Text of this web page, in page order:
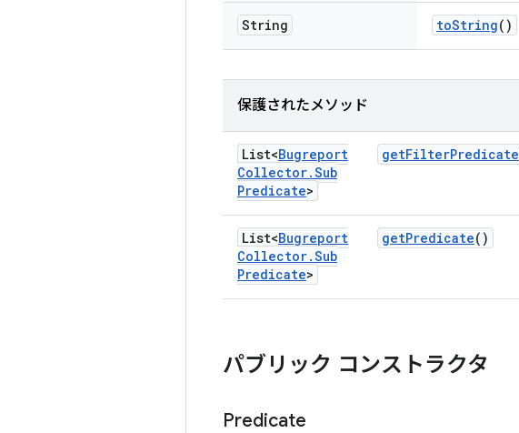
String toString()
保護されたメソッド
List<Bugreport
Collector.Sub
Predicate>
getFilterPredicate
List<Bugreport
Collector.Sub
Predicate>
getPredicate()
パブリック コンストラクタ
Predicate